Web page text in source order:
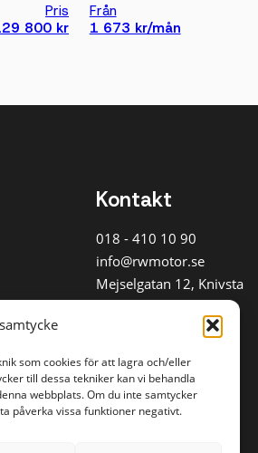
som cookies för att lagra och/eller
till dessa tekniker kan vi behandla
webbplats. Om du inte samtycker
påverka vissa funktioner negativt.
Pris
800 kr
Från
1 673 kr/mån
Kontakt
018 - 410 10 90
info@rwmotor.se
Mejselgatan 12, Knivsta
Kontakta oss